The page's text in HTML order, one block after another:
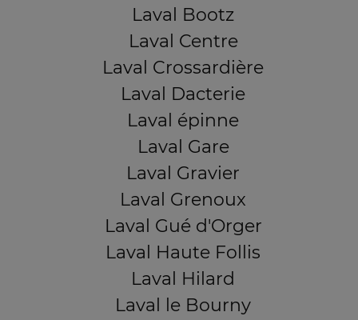
Laval Bootz
Laval Centre
Laval Crossardière
Laval Dacterie
Laval épinne
Laval Gare
Laval Gravier
Laval Grenoux
Laval Gué d'Orger
Laval Haute Follis
Laval Hilard
Laval le Bourny